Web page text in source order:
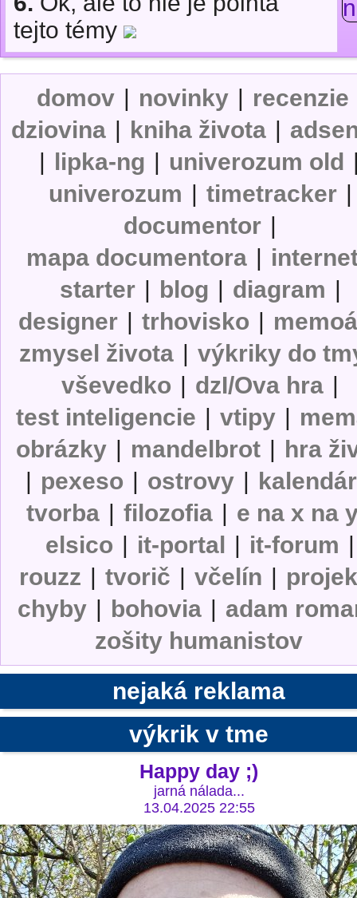
tejto témy
domov | novinky | recenzie
dziovina | kniha života |
| lipka-ng | univerozum old
univerozum | timetracker |
documentor |
mapa documentora |
starter | blog | diagram |
designer | trhovisko |
zmysel života | výkriky do
vševedko | dzI/Ova hra |
test inteligencie | vtipy |
obrázky | mandelbrot | hra
| pexeso | ostrovy | kalendár
tvorba | filozofia | e na x na
elsico | it-portal | it-forum |
rouzz | tvorič | včelín |
chyby | bohovia | adam
zošity humanistov
nejaká reklama
výkrik v tme
Happy day ;)
jarná nálada...
13.04.2025 22:55